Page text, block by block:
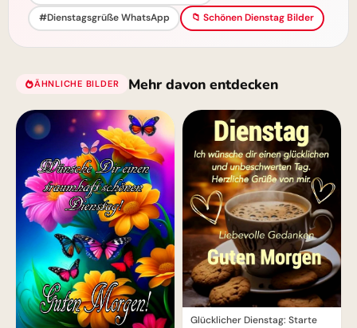
#Dienstagsgrüße WhatsApp
📁 Schönen Dienstag Bilder
ÄHNLICHE BILDER Mehr davon entdecken
Glücklicher Dienstag: Starte